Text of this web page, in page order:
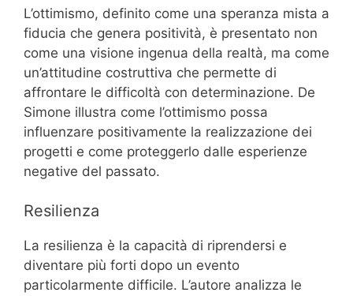
L’ottimismo, definito come una speranza mista a
fiducia che genera positività, è presentato non
come una visione ingenua della realtà, ma come
un’attitudine costruttiva che permette di
affrontare le difficoltà con determinazione. De
Simone illustra come l’ottimismo possa
influenzare positivamente la realizzazione dei
progetti e come proteggerlo dalle esperienze
negative del passato.
Resilienza
La resilienza è la capacità di riprendersi e
diventare più forti dopo un evento
particolarmente difficile. L’autore analizza le